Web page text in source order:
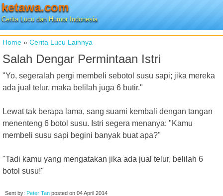
ketawa.com
Cerita Lucu dan Humor Indonesia
Home » Cerita Lucu Lainnya
Salah Dengar Permintaan Istri
"Yo, segeralah pergi membeli sebotol susu sapi; jika mereka
ada jual telur, maka belilah juga 6 butir."
Lewat tak berapa lama, sang suami kembali dengan tangan
menenteng 6 botol susu. Istri segera menanya: "Kamu
membeli susu sapi begini banyak buat apa?"
"Tadi kamu yang mengatakan jika ada jual telur, belilah 6
botol susu!"
Sent by: Peter Tan posted on 04 April 2014